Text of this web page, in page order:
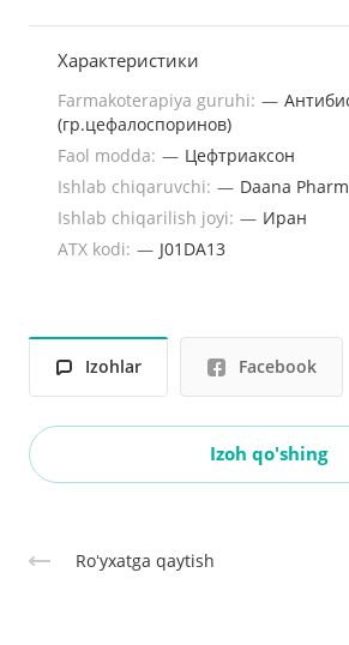
Характеристики
Farmakoterapiya guruhi: —
(гр.цефалоспоринов)
Faol modda: — Цефтриаксон
Ishlab chiqaruvchi: — Daana
Ishlab chiqarilish joyi: — Иран
ATX kodi: — J01DA13
Izohlar Facebook
Izoh qo'shing
Roʻyxatga qaytish